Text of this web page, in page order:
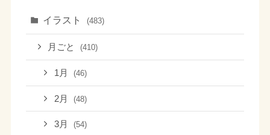
イラスト (483)
月ごと (410)
1月 (46)
2月 (48)
3月 (54)